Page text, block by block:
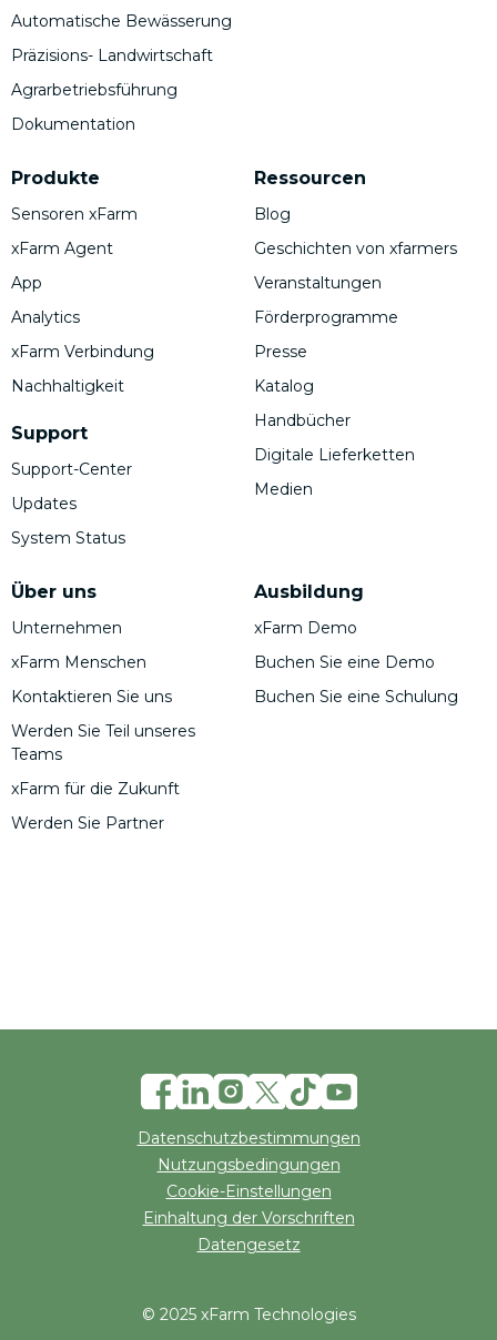
Automatische Bewässerung
Präzisions- Landwirtschaft
Agrarbetriebsführung
Dokumentation
Produkte
Sensoren xFarm
xFarm Agent
App
Analytics
xFarm Verbindung
Nachhaltigkeit
Support
Support-Center
Updates
System Status
Über uns
Unternehmen
xFarm Menschen
Kontaktieren Sie uns
Werden Sie Teil unseres
Teams
xFarm für die Zukunft
Werden Sie Partner
Ressourcen
Blog
Geschichten von xfarmers
Veranstaltungen
Förderprogramme
Presse
Katalog
Handbücher
Digitale Lieferketten
Medien
Ausbildung
xFarm Demo
Buchen Sie eine Demo
Buchen Sie eine Schulung
Datenschutzbestimmungen
Nutzungsbedingungen
Cookie-Einstellungen
Einhaltung der Vorschriften
Datengesetz
© 2025 xFarm Technologies